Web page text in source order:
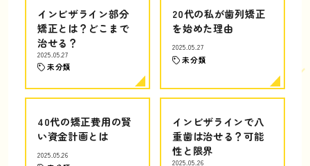
インビザライン部分
矯正とは？どこまで
治せる？
2025.05.27
未分類
20代の私が歯列矯正
を始めた理由
2025.05.27
未分類
40代の矯正費用の賢
い資金計画とは
2025.05.26
インビザラインで八
重歯は治せる？可能
性と限界
2025.05.26